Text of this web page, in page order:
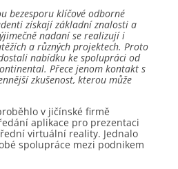
bezesporu klíčové odborné
získají základní znalosti a
nadaní se realizují i
a různých projektech. Proto
nabídku ke spolupráci od
Přece jenom kontakt s
zkušenost, kterou může
v jičínské firmě
aplikace pro prezentaci
virtuální reality. Jednalo
spolupráce mezi podnikem